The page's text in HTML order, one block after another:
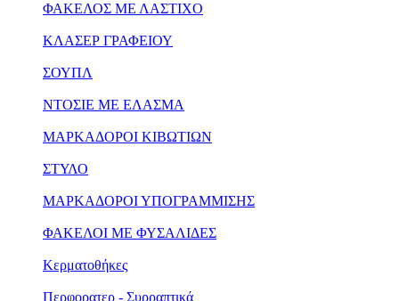
ΦΑΚΕΛΟΣ ΜΕ ΛΑΣΤΙΧΟ
ΚΛΑΣΕΡ ΓΡΑΦΕΙΟΥ
ΣΟΥΠΛ
ΝΤΟΣΙΕ ΜΕ ΕΛΑΣΜΑ
ΜΑΡΚΑΔΟΡΟΙ ΚΙΒΩΤΙΩΝ
ΣΤΥΛΟ
ΜΑΡΚΑΔΟΡΟΙ ΥΠΟΓΡΑΜΜΙΣΗΣ
ΦΑΚΕΛΟΙ ΜΕ ΦΥΣΑΛΙΔΕΣ
Κερματοθήκες
Περφορατερ - Συρραπτικά